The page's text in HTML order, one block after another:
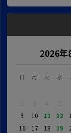
2026年
日 月 火 水
2
3 4 5
9
10 11 12
16
17 18 19